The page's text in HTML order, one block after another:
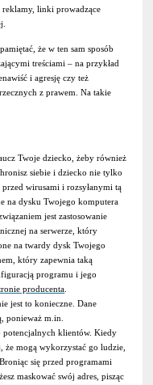
linki prowadzące
że w ten sam sposób
treściami – na przykład
i agresję czy też
z prawem. Na takie
Twoje dziecko, żeby również
siebie i dziecko nie tylko
wirusami i rozsyłanymi tą
na dysku Twojego komputera
jest zastosowanie
na serwerze, który
na twardy dysk Twojego
który zapewnia taką
programu i jego
producenta
jest to konieczne. Dane
ponieważ m.in.
potencjalnych klientów. Kiedy
że mogą wykorzystać go ludzie,
się przed programami
maskować swój adres, pisząc